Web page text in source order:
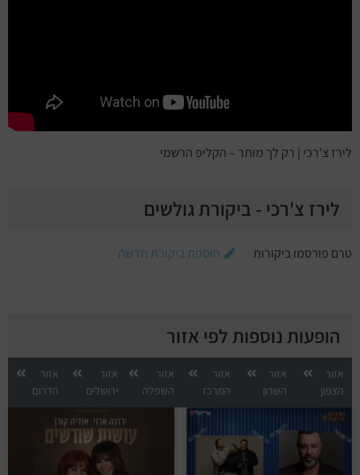
לירז צ'רכי | רק לך מותר – הקליפ הרשמי
לירז צ'רכי - ביקורת גולשים
טרם פורסמו ביקורות הוספת ביקורת חדשה
הופעות נוספות לפי אזור
אזור
הצפון
אזור
השרון
אזור
המרכז
אזור
השפלה
אזור
ירושלים
אזור
הדרום